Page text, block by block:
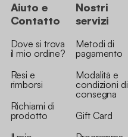
Aiuto e
Contatto
Dove si trova
il mio ordine?
Resi e
rimborsi
Richiami di
prodotto
Nostri
servizi
Metodi di
pagamento
Modalità e
condizioni di
consegna
Gift Card